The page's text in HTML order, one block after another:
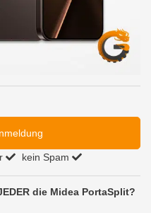
kein Spam
die Midea PortaSplit?